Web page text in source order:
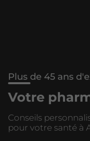
Plus de 45 ans
Votre
Conseils
pour votre santé à